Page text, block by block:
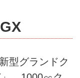
型グランドク